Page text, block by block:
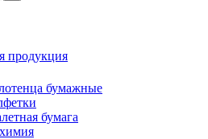
продукция
бумажные
бумага